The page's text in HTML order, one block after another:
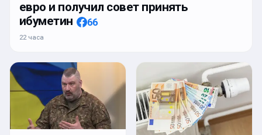
евро и получил совет принять
ибуметин
66
22 часа